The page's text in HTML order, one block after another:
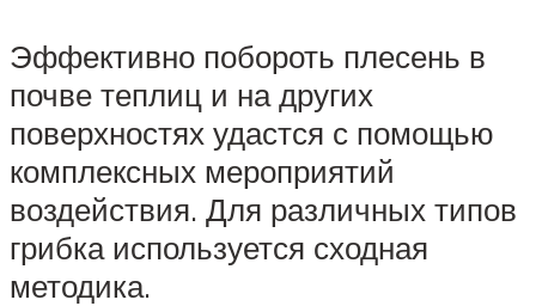
Эффективно побороть плесень в
почве теплиц и на других
поверхностях удастся с помощью
комплексных мероприятий
воздействия. Для различных типов
грибка используется сходная
методика.